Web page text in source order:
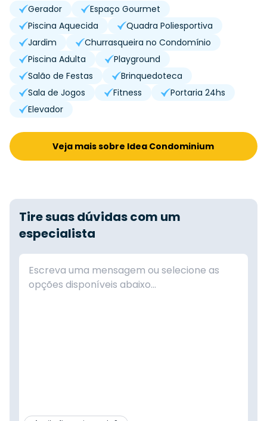
Gerador
Espaço Gourmet
Piscina Aquecida
Quadra Poliesportiva
Jardim
Churrasqueira no Condomínio
Piscina Adulta
Playground
Salão de Festas
Brinquedoteca
Sala de Jogos
Fitness
Portaria 24hs
Elevador
Veja mais sobre Idea Condominium
Tire suas dúvidas com um
especialista